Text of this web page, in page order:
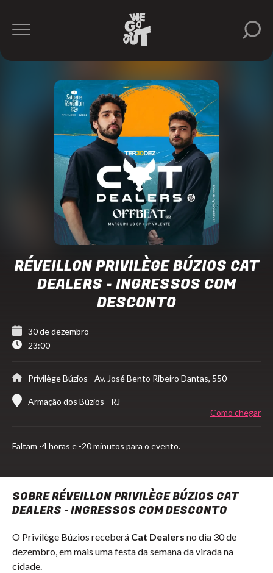
Cat
Privilège
RÉVEILLON PRIVILÈGE BÚZIOS CAT
DEALERS - INGRESSOS COM
DESCONTO
30 de dezembro
23:00
Privilège Búzios - Av. José Bento Ribeiro Dantas, 550
Armação dos Búzios - RJ
Como chegar
Faltam -4 horas e -20 minutos para o evento.
SOBRE RÉVEILLON PRIVILÈGE BÚZIOS CAT
DEALERS - INGRESSOS COM DESCONTO
O Privilège Búzios receberá Cat Dealers no dia 30 de
dezembro, em mais uma festa da semana da virada na
cidade.